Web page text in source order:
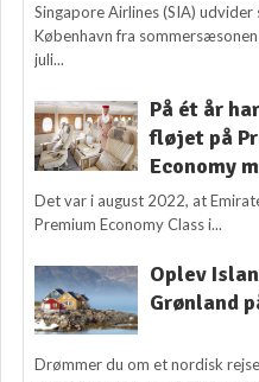
Singapore Airlines (SIA) udvider
København fra
juli...
På ét år
fløjet på
Economy
Det var i august 2022, at
Premium Economy Class i...
Oplev
Grønland
Drømmer du om et nordisk